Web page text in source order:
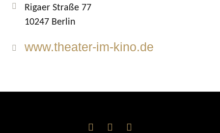
Rigaer Straße 77
10247 Berlin
www.theater-im-kino.de